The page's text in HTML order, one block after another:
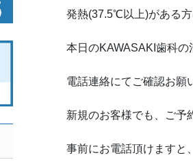
発熱(37.5℃以上)がある方
本日のKAWASAKI歯科の
電話連絡にてご確認お願
新規のお客様でも、ご予
事前にお電話頂けますと